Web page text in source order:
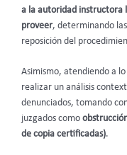
a la autoridad instructora
proveer, determinando
reposición del
Asimismo, atendiendo a
realizar un análisis
denunciados, tomando
juzgados como
de copia certificadas).